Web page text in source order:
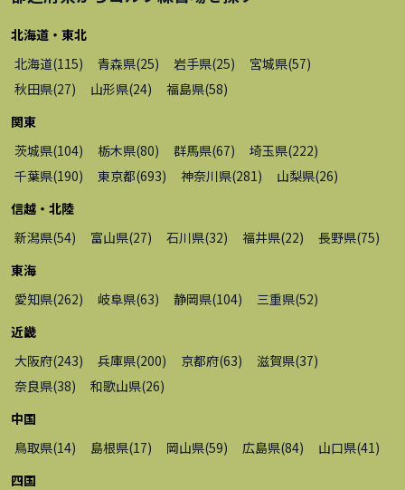
北海道・東北
北海道(115) 青森県(25) 岩手県(25) 宮城県(57)
秋田県(27) 山形県(24) 福島県(58)
関東
茨城県(104) 栃木県(80) 群馬県(67) 埼玉県(222)
千葉県(190) 東京都(693) 神奈川県(281 ) 山梨県(26)
信越・北陸
新潟県(54) 富山県(27) 石川県(32) 福井県(22) 長野県(75)
東海
愛知県(262) 岐阜県(63) 静岡県(104) 三重県(52)
近畿
大阪府(243) 兵庫県(200) 京都府(63) 滋賀県(37)
奈良県(38) 和歌山県(26)
中国
鳥取県(14) 島根県(17) 岡山県(59) 広島県(84) 山口県(41 )
四国